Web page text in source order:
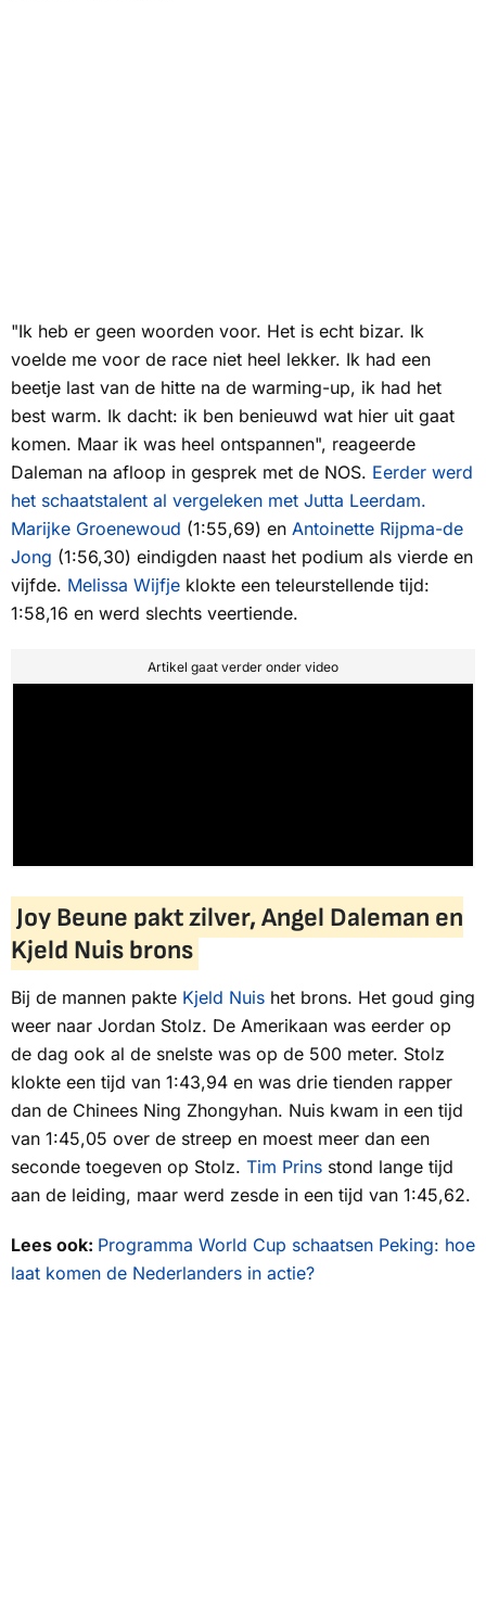
"Ik heb er geen woorden voor. Het is echt bizar. Ik
voelde me voor de race niet heel lekker. Ik had een
beetje last van de hitte na de warming-up, ik had het
best warm. Ik dacht: ik ben benieuwd wat hier uit gaat
komen. Maar ik was heel ontspannen", reageerde
Daleman na afloop in gesprek met de NOS. Eerder werd
het schaatstalent al vergeleken met Jutta Leerdam.
Marijke Groenewoud (1:55,69) en Antoinette Rijpma-de
Jong (1:56,30) eindigden naast het podium als vierde en
vijfde. Melissa Wijfje klokte een teleurstellende tijd:
1:58,16 en werd slechts veertiende.
Artikel gaat verder onder video
Joy Beune pakt zilver, Angel Daleman en
Kjeld Nuis brons
Bij de mannen pakte Kjeld Nuis het brons. Het goud ging
weer naar Jordan Stolz. De Amerikaan was eerder op
de dag ook al de snelste was op de 500 meter. Stolz
klokte een tijd van 1:43,94 en was drie tienden rapper
dan de Chinees Ning Zhongyhan. Nuis kwam in een tijd
van 1:45,05 over de streep en moest meer dan een
seconde toegeven op Stolz. Tim Prins stond lange tijd
aan de leiding, maar werd zesde in een tijd van 1:45,62.
Lees ook: Programma World Cup schaatsen Peking: hoe
laat komen de Nederlanders in actie?